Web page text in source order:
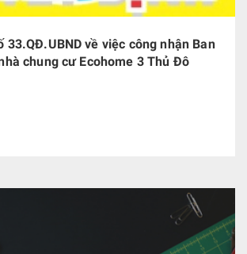
33.QĐ.UBND về việc công nhận Ban
chung cư Ecohome 3 Thủ Đô